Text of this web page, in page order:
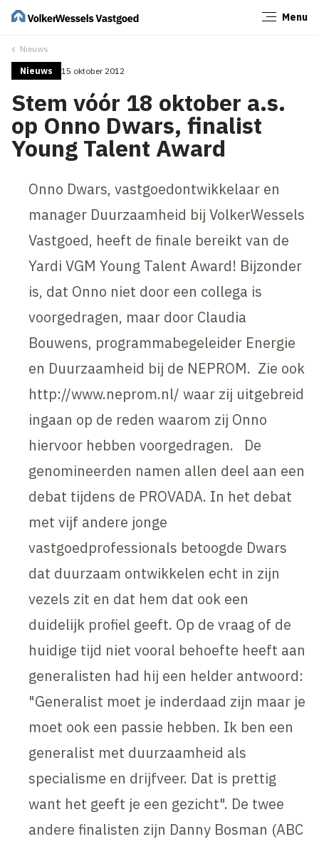
Menu
Nieuws
Nieuws 15 oktober 2012
Stem vóór 18 oktober a.s.
op Onno Dwars, finalist
Young Talent Award
Onno Dwars, vastgoedontwikkelaar en
manager Duurzaamheid bij VolkerWessels
Vastgoed, heeft de finale bereikt van de
Yardi VGM Young Talent Award! Bijzonder
is, dat Onno niet door een collega is
voorgedragen, maar door Claudia
Bouwens, programmabegeleider Energie
en Duurzaamheid bij de NEPROM. Zie ook
http://www.neprom.nl/ waar zij uitgebreid
ingaan op de reden waarom zij Onno
hiervoor hebben voorgedragen. De
genomineerden namen allen deel aan een
debat tijdens de PROVADA. In het debat
met vijf andere jonge
vastgoedprofessionals betoogde Dwars
dat duurzaam ontwikkelen echt in zijn
vezels zit en dat hem dat ook een
duidelijk profiel geeft. Op de vraag of de
huidige tijd niet vooral behoefte heeft aan
generalisten had hij een helder antwoord:
"Generalist moet je inderdaad zijn maar je
moet ook een passie hebben. Ik ben een
generalist met duurzaamheid als
specialisme en drijfveer. Dat is prettig
want het geeft je een gezicht". De twee
andere finalisten zijn Danny Bosman (ABC
Sluiten